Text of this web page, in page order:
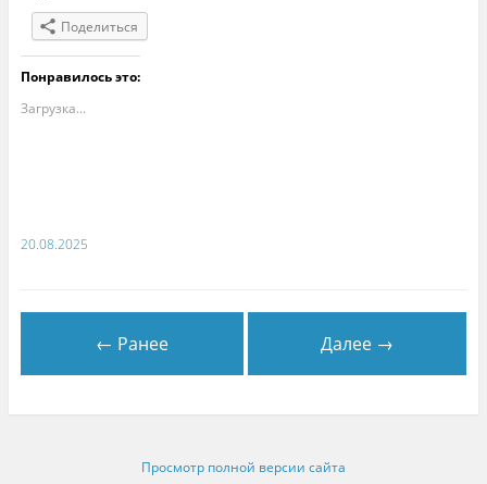
Поделиться
Понравилось это:
Загрузка...
20.08.2025
← Ранее Далее →
Просмотр полной версии сайта